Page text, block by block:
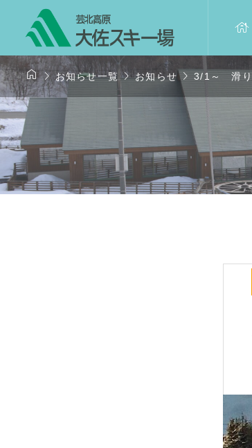

お知らせ一覧お知らせ3/1～ 滑り